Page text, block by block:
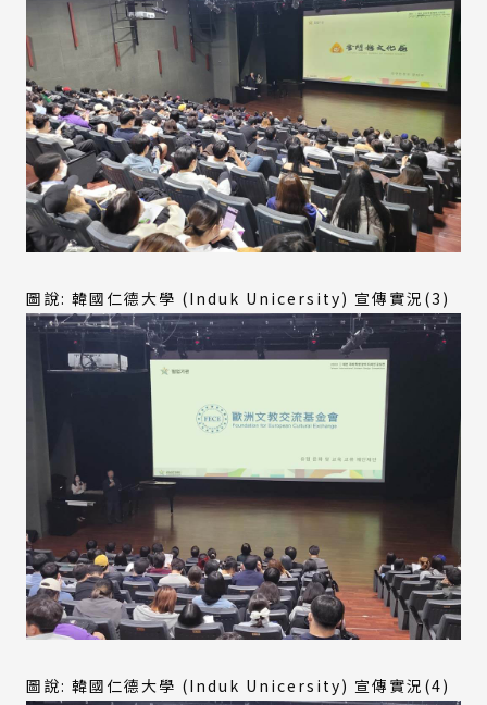
圖說: 韓國仁德大學 (Induk Unicersity) 宣傳實況(3)
圖說: 韓國仁德大學 (Induk Unicersity) 宣傳實況(4)